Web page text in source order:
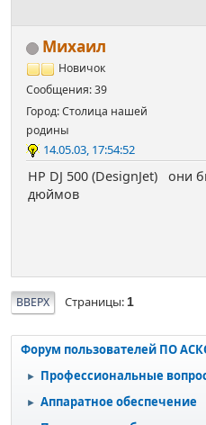
Михаил
Новичок
Сообщения: 39
Город: Столица нашей
родины
14.05.03, 17:54:52
HP DJ 500 (DesignJet) они
дюймов
ВВЕРХ Страницы 1
Форум пользователей ПО
► Профессиональные
► Аппаратное обеспечение